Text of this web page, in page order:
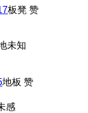
板凳 赞
未知
地板 赞
感